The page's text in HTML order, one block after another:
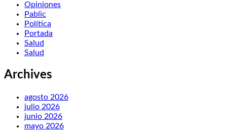
Opiniones
Pablic
Política
Portada
Salud
Salud
Archives
agosto 2026
julio 2026
junio 2026
mayo 2026